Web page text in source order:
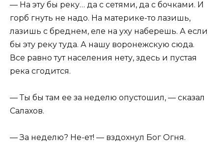
— На эту бы реку… да с сетями, да с бочками. И
горб гнуть не надо. На материке-то лазишь,
лазишь с бреднем, еле на уху наберешь. А если
бы эту реку туда. А нашу воронежскую сюда.
Все равно тут населения нету, здесь и пустая
река сгодится.
— Ты бы там ее за неделю опустошил, — сказал
Салахов.
— За неделю? Не-ет! — вздохнул Бог Огня.